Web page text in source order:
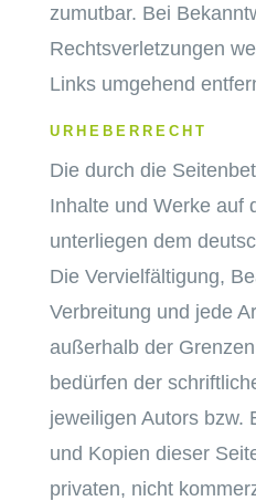
zumutbar. Bei
Rechtsverletzungen
Links umgehend
URHEBERRECHT
Die durch die
Inhalte und Werke auf
unterliegen dem
Die Vervielfältigung,
Verbreitung und jede
außerhalb der
bedürfen der
jeweiligen Autors bzw.
und Kopien dieser
privaten, nicht